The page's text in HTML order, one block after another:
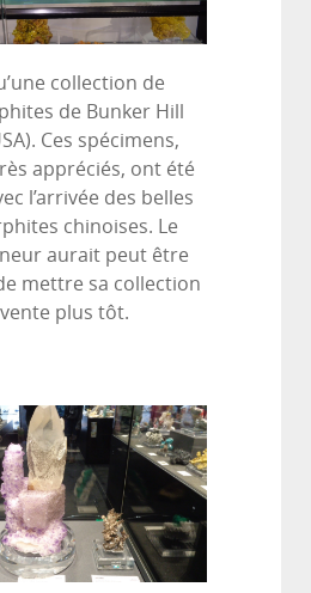
collection de
de Bunker Hill
Ces spécimens,
appréciés, ont été
l’arrivée des belles
chinoises. Le
aurait peut être
mettre sa collection
plus tôt.